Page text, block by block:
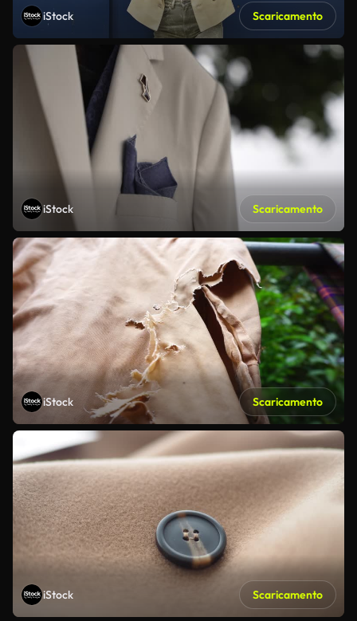
iStock Scaricamento
iStock Scaricamento
iStock Scaricamento
iStock Scaricamento